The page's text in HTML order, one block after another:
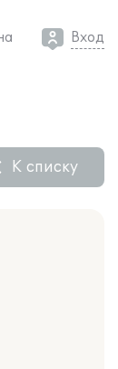
Вход
К списку